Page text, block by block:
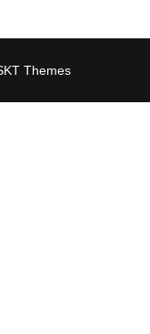
Themes